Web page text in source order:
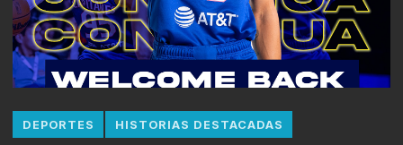
DEPORTES HISTORIAS DESTACADAS